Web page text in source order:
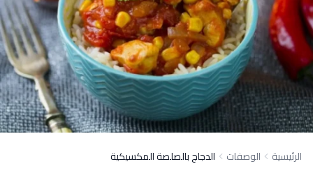
الرئيسية الوصفات الدجاج بالصلصة المكسيكية